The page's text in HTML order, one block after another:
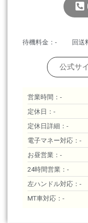
待機料金：- 回送
公式サ
営業時間：-
定休日：-
定休日詳細：-
電子マネー対応：-
お昼営業：-
24時間営業：-
左ハンドル対応：-
MT車対応：-